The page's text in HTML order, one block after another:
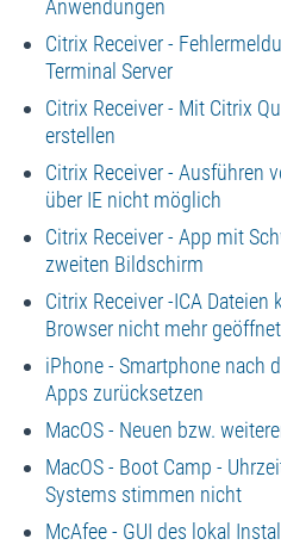
Anwendungen
Citrix Receiver -
Terminal Server
Citrix Receiver - Mit Citrix
erstellen
Citrix Receiver - Ausführen
über IE nicht möglich
Citrix Receiver - App mit
zweiten Bildschirm
Citrix Receiver -ICA Dateien
Browser nicht mehr
iPhone - Smartphone nach
Apps zurücksetzen
MacOS - Neuen bzw.
MacOS - Boot Camp -
Systems stimmen nicht
McAfee - GUI des lokal